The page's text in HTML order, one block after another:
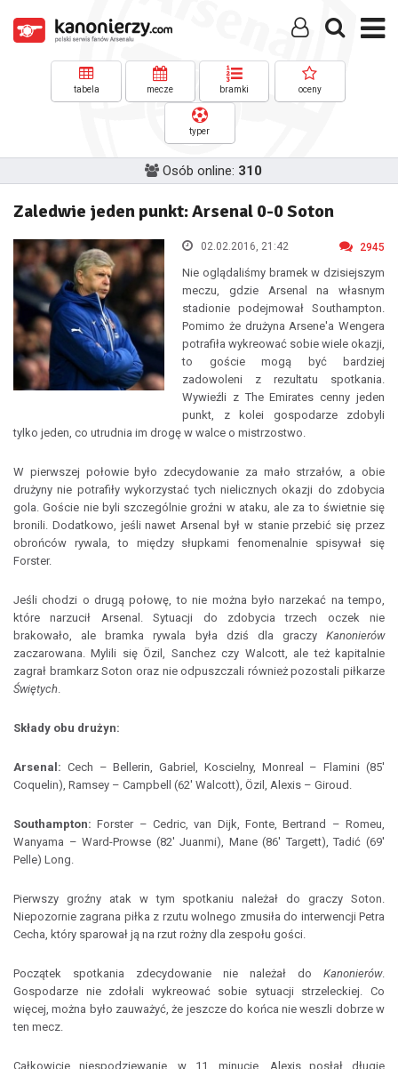
tabela mecze bramki oceny
typer
Osób online: 310
Zaledwie jeden punkt: Arsenal 0-0 Soton
02.02.2016, 21:42 2945
Nie oglądaliśmy bramek w dzisiejszym
meczu, gdzie Arsenal na własnym
stadionie podejmował Southampton.
Pomimo że drużyna Arsene'a Wengera
potrafiła wykreować sobie wiele okazji,
to goście mogą być bardziej
zadowoleni z rezultatu spotkania.
Wywieźli z The Emirates cenny jeden
punkt, z kolei gospodarze zdobyli
tylko jeden, co utrudnia im drogę w walce o mistrzostwo.
W pierwszej połowie było zdecydowanie za mało strzałów, a obie
drużyny nie potrafiły wykorzystać tych nielicznych okazji do zdobycia
gola. Goście nie byli szczególnie groźni w ataku, ale za to świetnie się
bronili. Dodatkowo, jeśli nawet Arsenal był w stanie przebić się przez
obrońców rywala, to między słupkami fenomenalnie spisywał się
Forster.
Jeśli chodzi o drugą połowę, to nie można było narzekać na tempo,
które narzucił Arsenal. Sytuacji do zdobycia trzech oczek nie
brakowało, ale bramka rywala była dziś dla graczy Kanonierów
zaczarowana. Mylili się Özil, Sanchez czy Walcott, ale też kapitalnie
zagrał bramkarz Soton oraz nie odpuszczali również pozostali piłkarze
Świętych.
Składy obu drużyn:
Arsenal: Cech – Bellerin, Gabriel, Koscielny, Monreal – Flamini (85'
Coquelin), Ramsey – Campbell (62' Walcott), Özil, Alexis – Giroud.
Southampton: Forster – Cedric, van Dijk, Fonte, Bertrand – Romeu,
Wanyama – Ward-Prowse (82' Juanmi), Mane (86' Targett), Tadić (69'
Pelle) Long.
Pierwszy groźny atak w tym spotkaniu należał do graczy Soton.
Niepozornie zagrana piłka z rzutu wolnego zmusiła do interwencji Petra
Cecha, który sparował ją na rzut rożny dla zespołu gości.
Początek spotkania zdecydowanie nie należał do Kanonierów.
Gospodarze nie zdołali wykreować sobie sytuacji strzeleckiej. Co
więcej, można było zauważyć, że jeszcze do końca nie weszli dobrze w
ten mecz.
Całkowicie niespodziewanie, w 11. minucie, Alexis posłał długie